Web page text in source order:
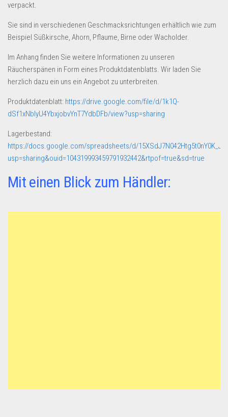
verpackt.
Sie sind in verschiedenen Geschmacksrichtungen erhältlich wie zum
Beispiel Süßkirsche, Ahorn, Pflaume, Birne oder Wacholder.
Im Anhang finden Sie weitere Informationen zu unseren
Räucherspänen in Form eines Produktdatenblatts. Wir laden Sie
herzlich dazu ein uns ein Angebot zu unterbreiten.
Produktdatenblatt: https://drive.google.com/file/d/1k1Q-
dSf1xNbIyU4YbxjobvYnT7YdbDFb/view?usp=sharing
Lagerbestand:
https://docs.google.com/spreadsheets/d/
usp=sharing&ouid=104319993459791932442&rtpof=true&sd=true
Mit einen Blick zum Händler: